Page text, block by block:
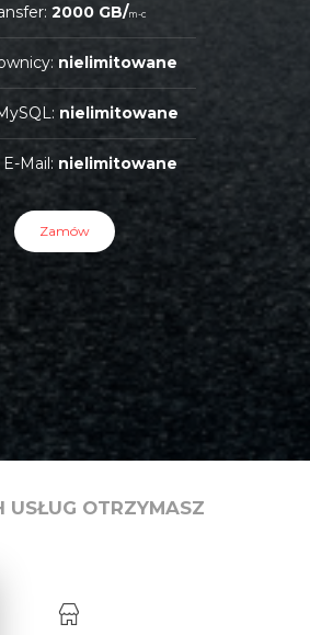
2000 GB/m-c
nielimitowane
nielimitowane
Mail: nielimitowane
Zamów
USŁUG OTRZYMASZ